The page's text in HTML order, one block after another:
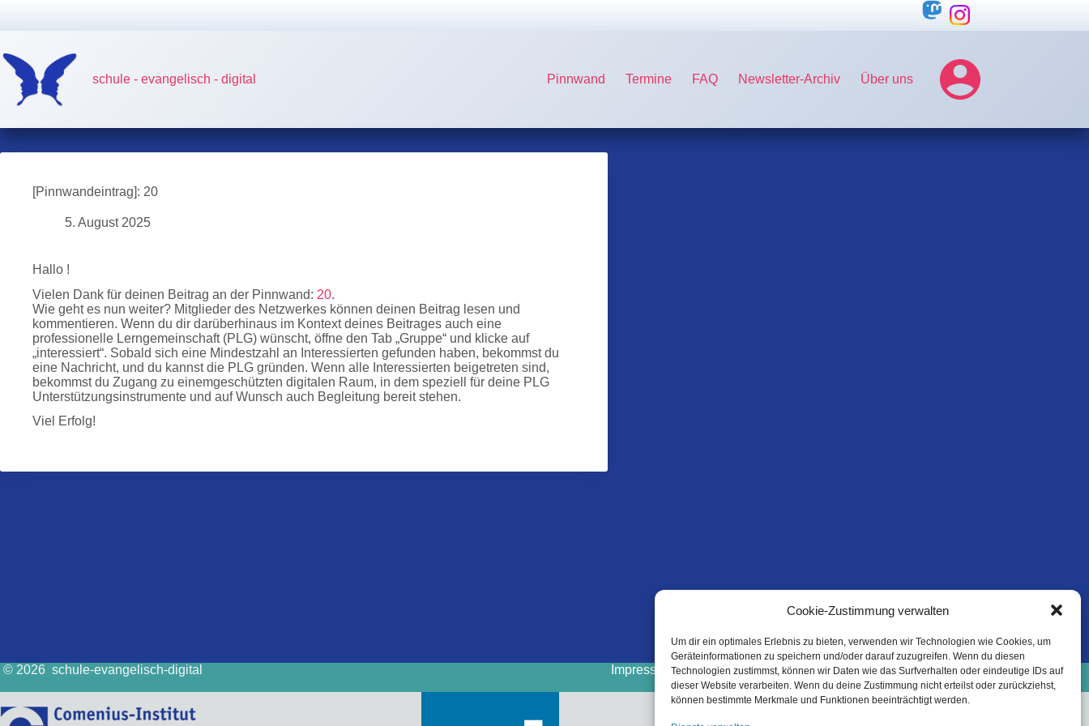
Cookie-Zustimmung verwalten
Um dir ein optimales Erlebnis zu bieten, verwenden wir Technologien wie Cookies, um
Geräteinformationen zu speichern und/oder darauf zuzugreifen. Wenn du diesen
Technologien zustimmst, können wir Daten wie das Surfverhalten oder eindeutige IDs auf
dieser Website verarbeiten. Wenn du deine Zustimmung nicht erteilst oder zurückziehst,
können bestimmte Merkmale und Funktionen beeinträchtigt werden.
schule - evangelisch - digital Pinnwand Termine FAQ Newsletter-Archiv Über uns
[Pinnwandeintrag]: 20
5. August 2025
Hallo !
Vielen Dank für deinen Beitrag an der Pinnwand: 20.
Wie geht es nun weiter? Mitglieder des Netzwerkes können deinen Beitrag lesen und
kommentieren. Wenn du dir darüberhinaus im Kontext deines Beitrages auch eine
professionelle Lerngemeinschaft (PLG) wünscht, öffne den Tab „Gruppe“ und klicke auf
„interessiert“. Sobald sich eine Mindestzahl an Interessierten gefunden haben, bekommst du
eine Nachricht, und du kannst die PLG gründen. Wenn alle Interessierten beigetreten sind,
bekommst du Zugang zu einemgeschützten digitalen Raum, in dem speziell für deine PLG
Unterstützungsinstrumente und auf Wunsch auch Begleitung bereit stehen.
Viel Erfolg!
© 2026 schule-evangelisch-digital Impressum Cookie-Richtlinie (EU)
Datenschutzinformation
Haftungsausschluss